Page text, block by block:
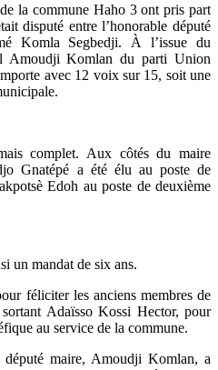
la commune Haho 3 ont pris part
disputé entre l’honorable député
Komla Segbedji. À l’issue du
Amoudji Komlan du parti Union
avec 12 voix sur 15, soit une
complet. Aux côtés du maire
Gnatépé a été élu au poste de
Edoh au poste de deuxième
un mandat de six ans.
féliciter les anciens membres de
Adaïsso Kossi Hector, pour
au service de la commune.
maire, Amoudji Komlan, a